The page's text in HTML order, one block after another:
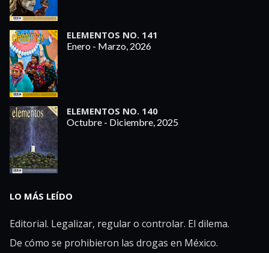
ELEMENTOS NO. 141
Enero - Marzo, 2026
ELEMENTOS NO. 140
Octubre - Diciembre, 2025
LO MÁS LEÍDO
Editorial. Legalizar, regular o controlar. El dilema.
De cómo se prohibieron las drogas en México.